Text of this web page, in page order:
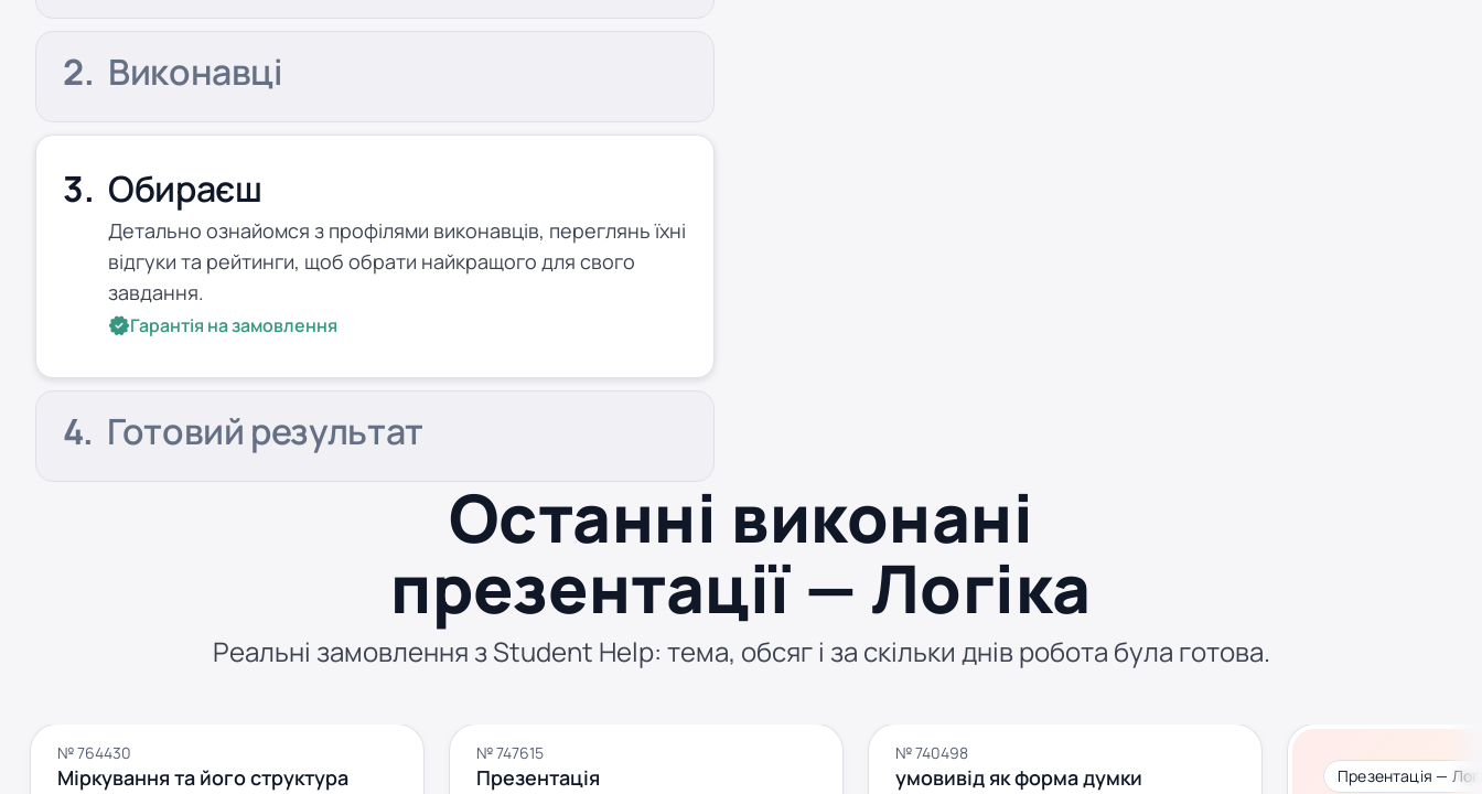
Виконавці
Обираєш
Детально ознайомся з профілями виконавців, переглянь їхні
відгуки та рейтинги, щоб обрати найкращого для свого
завдання.
Гарантія на замовлення
Готовий результат
Останні виконані
презентації — Логіка
Реальні замовлення з Student Help: тема, обсяг і за скільки днів робота була готова.
№ 764430
Міркування та його структура
№ 747615
Презентація
№ 740498
умовивід як форма думки Презентація —